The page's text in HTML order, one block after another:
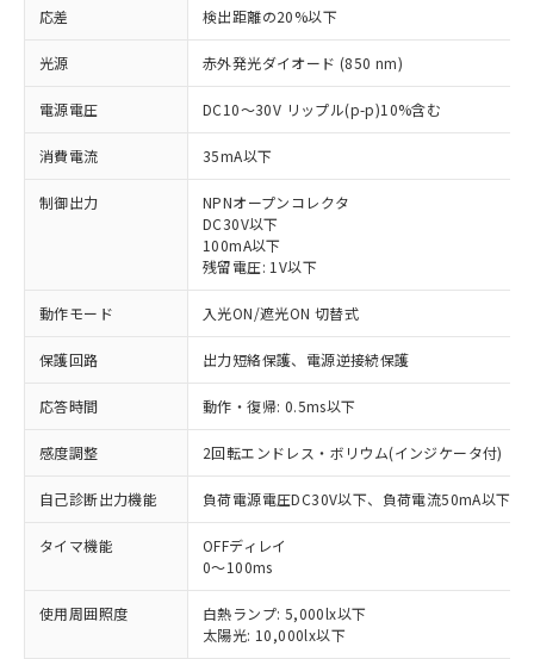
応差 検出距離の20%以下
光源 赤外発光ダイオード (850 nm)
電源電圧 DC10～30V リップル(p-p)10%含む
消費電流 35mA以下
制御出力
NPNオープンコレクタ
DC30V以下
100mA以下
残留電圧: 1V以下
動作モード 入光ON/遮光ON 切替式
保護回路 出力短絡保護、電源逆接続保護
応答時間 動作・復帰: 0.5ms以下
感度調整 2回転エンドレス・ボリウム(インジケータ付)
自己診断出力機能 負荷電源電圧DC30V以下、負荷電流50mA以下(
タイマ機能
OFFディレイ
0～100ms
使用周囲照度
白熱ランプ: 5,000lx以下
太陽光: 10,000lx以下
※1 対応状況
対応済み：EU RoHS指令（10物質）の
非含有に対応した製品が提供可能な商品で